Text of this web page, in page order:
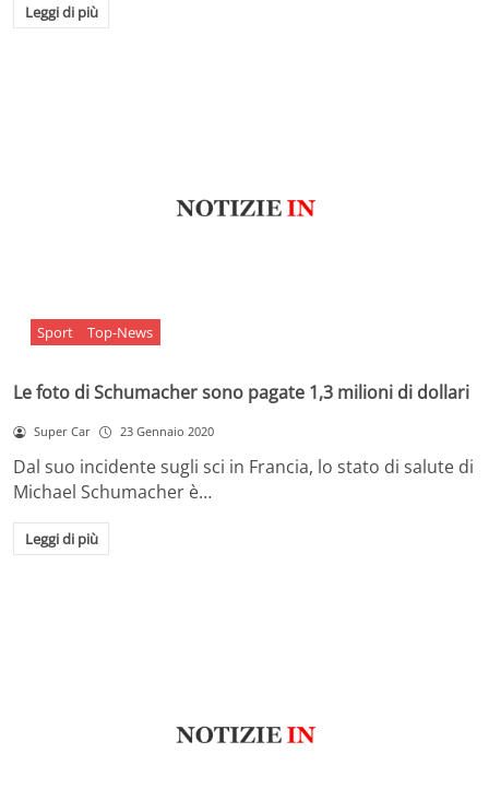
Leggi di più
Sport Top-News
Le foto di Schumacher sono pagate 1,3 milioni di dollari
Super Car 23 Gennaio 2020
Dal suo incidente sugli sci in Francia, lo stato di salute di
Michael Schumacher è…
Leggi di più